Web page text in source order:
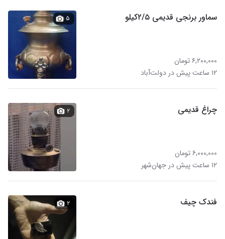
سماور برنجی قدیمی ۲/۵کیلو
۶,۲۰۰,۰۰۰ تومان
۱۲ ساعت پیش در دولت‌آباد
۵
چراغ قدیمی
۶,۰۰۰,۰۰۰ تومان
۱۲ ساعت پیش در جهان‌شهر
۲
فندک چیف ۲